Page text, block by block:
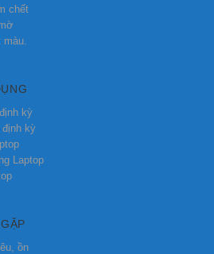
chết
màu.
kỳ
định kỳ
Laptop
ồn